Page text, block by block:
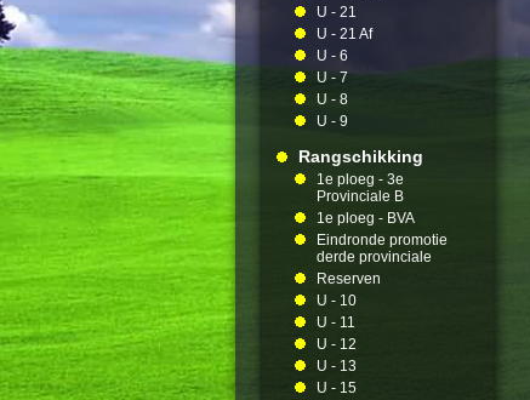
U - 21
U - 21 Af
U - 6
U - 7
U - 8
U - 9
Rangschikking
1e ploeg - 3e
Provinciale B
1e ploeg - BVA
Eindronde promotie
derde provinciale
Reserven
U - 10
U - 11
U - 12
U - 13
U - 15